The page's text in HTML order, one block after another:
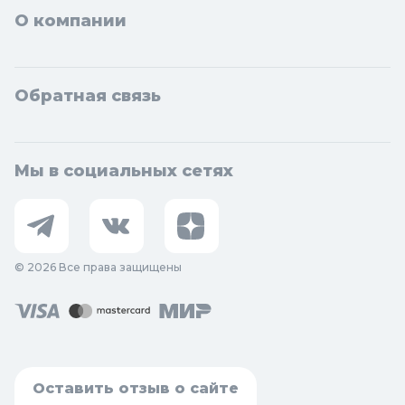
О компании
Обратная связь
Мы в социальных сетях
© 2026 Все права защищены
Оставить отзыв о сайте